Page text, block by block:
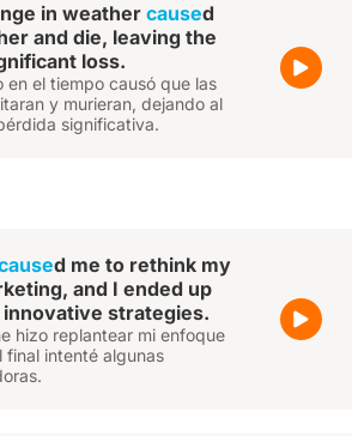
in weather caused
and die, leaving the
loss.
en el tiempo causó que las
y murieran, dejando al
significativa.
d me to rethink my
and I ended up
strategies.
hizo replantear mi enfoque
final intenté algunas